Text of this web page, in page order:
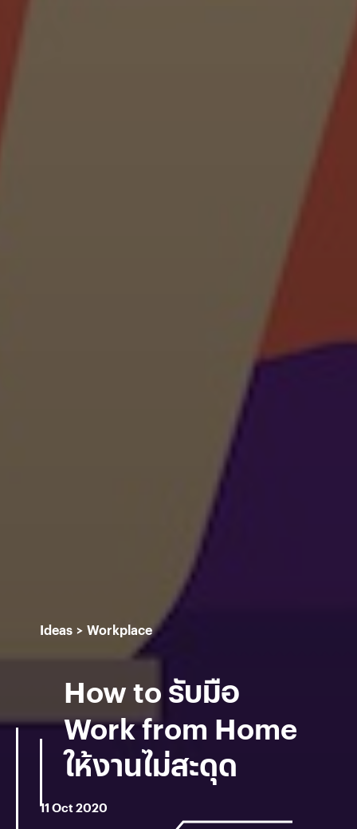
Ideas Workplace
How to รับมือ
Work from Home
ให้งานไม่สะดุด
11 Oct 2020